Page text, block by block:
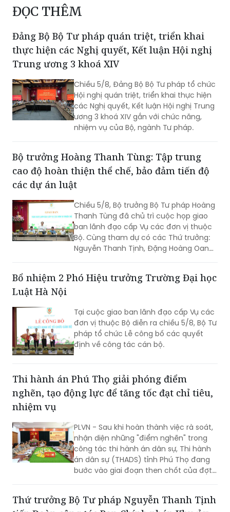
ĐỌC THÊM
Đảng Bộ Bộ Tư pháp quán triệt, triển khai
thực hiện các Nghị quyết, Kết luận Hội nghị
Trung ương 3 khoá XIV
Chiều 5/8, Đảng Bộ Bộ Tư pháp tổ chức
Hội nghị quán triệt, triển khai thực hiện
các Nghị quyết, Kết luận Hội nghị Trung
ương 3 khoá XIV gắn với chức năng,
nhiệm vụ của Bộ, ngành Tư pháp.
Bộ trưởng Hoàng Thanh Tùng: Tập trung
cao độ hoàn thiện thể chế, bảo đảm tiến độ
các dự án luật
Chiều 5/8, Bộ trưởng Bộ Tư pháp Hoàng
Thanh Tùng đã chủ trì cuộc họp giao
ban lãnh đạo cấp Vụ các đơn vị thuộc
Bộ. Cùng tham dự có các Thứ trưởng:
Nguyễn Thanh Tịnh, Đặng Hoàng Oanh,
Bổ nhiệm 2 Phó Hiệu trưởng Trường Đại học
Luật Hà Nội
Tại cuộc giao ban lãnh đạo cấp Vụ các
đơn vị thuộc Bộ diễn ra chiều 5/8, Bộ Tư
pháp tổ chức Lễ công bố các quyết
định về công tác cán bộ.
Thi hành án Phú Thọ giải phóng điểm
nghẽn, tạo động lực để tăng tốc đạt chỉ tiêu,
nhiệm vụ
PLVN - Sau khi hoàn thành việc rà soát,
nhận diện những "điểm nghẽn" trong
công tác thi hành án dân sự, Thi hành
án dân sự (THADS) tỉnh Phú Thọ đang
bước vào giai đoạn then chốt của đợt
động lực để tăng tốc hoàn thành các
Thứ trưởng Bộ Tư pháp Nguyễn Thanh Tịnh